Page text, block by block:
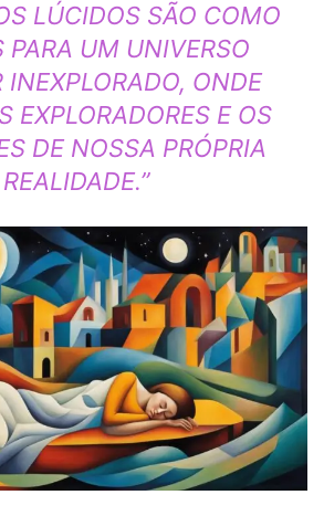
LÚCIDOS SÃO COMO
PARA UM UNIVERSO
INEXPLORADO, ONDE
EXPLORADORES E OS
DE NOSSA PRÓPRIA
REALIDADE.”